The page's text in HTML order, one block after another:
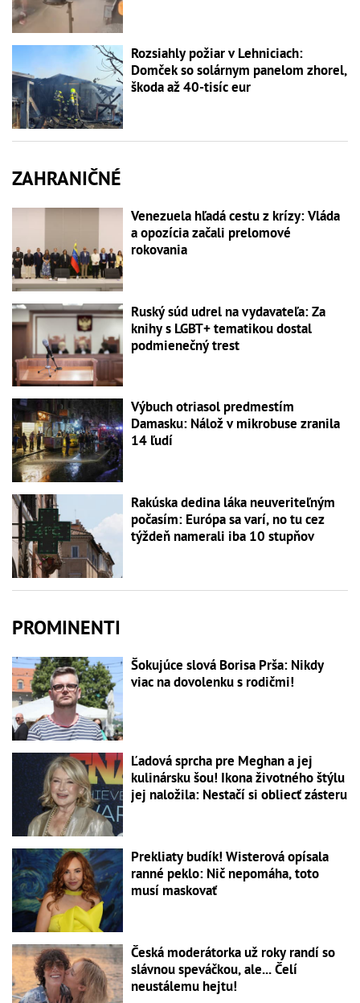
Rozsiahly požiar v Lehniciach:
Domček so solárnym panelom zhorel,
škoda až 40-tisíc eur
ZAHRANIČNÉ
Venezuela hľadá cestu z krízy: Vláda
a opozícia začali prelomové
rokovania
Ruský súd udrel na vydavateľa: Za
knihy s LGBT+ tematikou dostal
podmienečný trest
Výbuch otriasol predmestím
Damasku: Nálož v mikrobuse zranila
14 ľudí
Rakúska dedina láka neuveriteľným
počasím: Európa sa varí, no tu cez
týždeň namerali iba 10 stupňov
PROMINENTI
Šokujúce slová Borisa Prša: Nikdy
viac na dovolenku s rodičmi!
Ľadová sprcha pre Meghan a jej
kulinársku šou! Ikona životného štýlu
jej naložila: Nestačí si obliecť zásteru
Prekliaty budík! Wisterová opísala
ranné peklo: Nič nepomáha, toto
musí maskovať
Česká moderátorka už roky randí so
slávnou speváčkou, ale... Čelí
neustálemu hejtu!